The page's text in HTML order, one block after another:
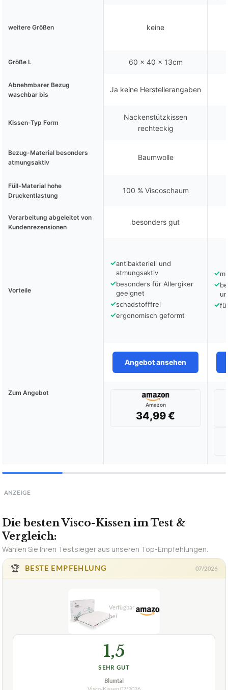
weitere Größen keine
Größe L 60 x 40 x 13cm
Abnehmbarer Bezug
waschbar bis
Ja keine Herstellerangaben
Kissen-Typ Form
Nackenstützkissen
rechteckig
Bezug-Material besonders
atmungsaktiv
Baumwolle
Füll-Material hohe
Druckentlastung
100 % Viscoschaum
Verarbeitung abgeleitet von
Kundenrezensionen
besonders gut
Vorteile
✓antibakteriell und
atmungsaktiv
✓besonders für Allergiker
geeignet
✓schadstofffrei
✓ergonomisch geformt
✓
✓
✓
Angebot ansehen
Zum Angebot
Amazon
34,99 €
ANZEIGE
Die besten Visco-Kissen im Test &
Wählen Sie Ihren Testsieger aus unseren Top-Empfehlungen.
BESTE EMPFEHLUNG